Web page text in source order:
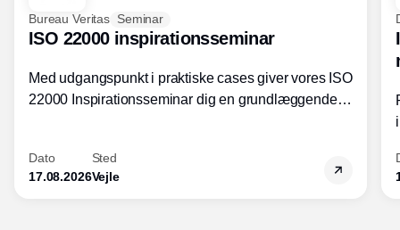
Bureau Veritas Seminar
ISO 22000 inspirationsseminar
Med udgangspunkt i praktiske cases giver vores ISO
22000 Inspirationsseminar dig en grundlæggende
fødevarestandardens integration med andre
standarder.
Dato
17.08.2026
Sted
Vejle